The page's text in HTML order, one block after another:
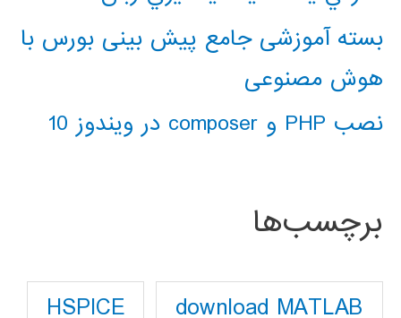
بسته آموزشی جامع پیش بینی بورس با
هوش مصنوعی
نصب PHP و composer در ویندوز 10
برچسب‌ها
download MATLAB
HSPICE